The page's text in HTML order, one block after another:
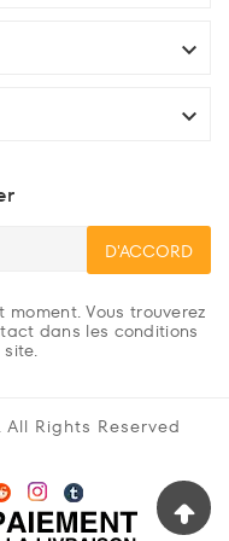


D'ACCORD
Vous trouverez
dans les conditions
Rights Reserved